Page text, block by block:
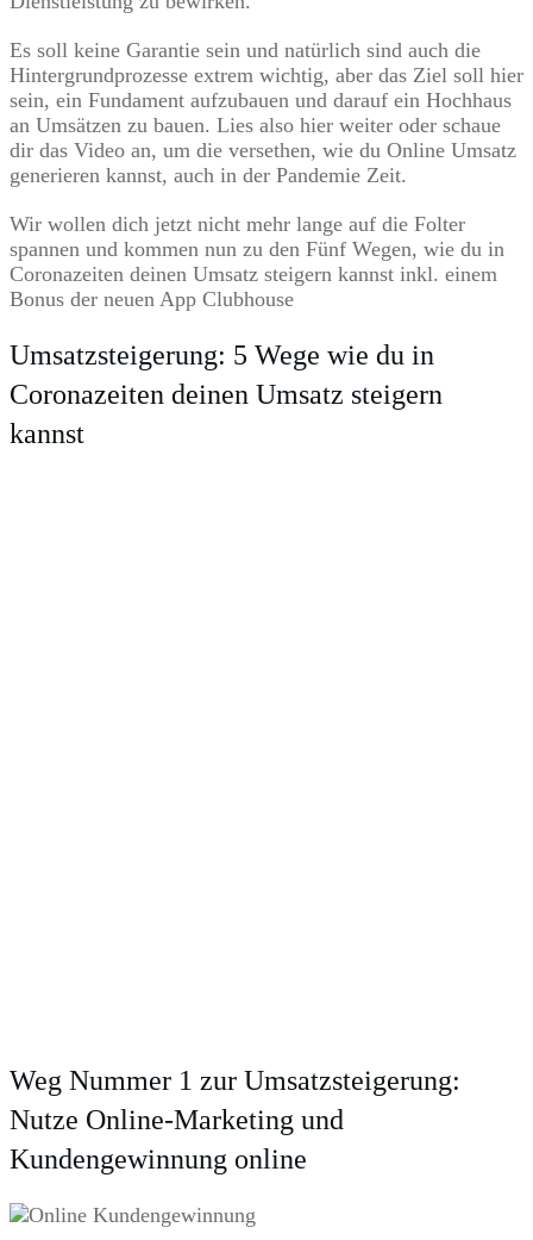
Es soll keine Garantie sein und natürlich sind auch die
Hintergrundprozesse extrem wichtig, aber das Ziel soll hier
sein, ein Fundament aufzubauen und darauf ein Hochhaus
an Umsätzen zu bauen. Lies also hier weiter oder schaue
dir das Video an, um die versethen, wie du Online Umsatz
generieren kannst, auch in der Pandemie Zeit.
Wir wollen dich jetzt nicht mehr lange auf die Folter
spannen und kommen nun zu den Fünf Wegen, wie du in
Coronazeiten deinen Umsatz steigern kannst inkl. einem
Bonus der neuen App Clubhouse
Umsatzsteigerung: 5 Wege wie du in
Coronazeiten deinen Umsatz steigern
kannst
Weg Nummer 1 zur Umsatzsteigerung:
Nutze Online-Marketing und
Kundengewinnung online